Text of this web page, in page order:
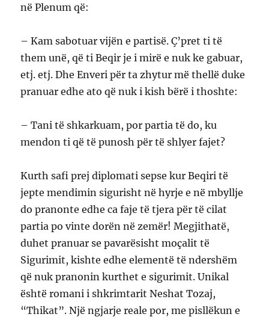
në Plenum që:
– Kam sabotuar vijën e partisë. Ç’pret ti të
them unë, që ti Beqir je i mirë e nuk ke gabuar,
etj. etj. Dhe Enveri për ta zhytur më thellë duke
pranuar edhe ato që nuk i kish bërë i thoshte:
– Tani të shkarkuam, por partia të do, ku
mendon ti që të punosh për të shlyer fajet?
Kurth safi prej diplomati sepse kur Beqiri të
jepte mendimin sigurisht në hyrje e në mbyllje
do pranonte edhe ca faje të tjera për të cilat
partia po vinte dorën në zemër! Megjithatë,
duhet pranuar se pavarësisht moçalit të
Sigurimit, kishte edhe elementë të ndershëm
që nuk pranonin kurthet e sigurimit. Unikal
është romani i shkrimtarit Neshat Tozaj,
“Thikat”. Një ngjarje reale por, me pisllëkun e